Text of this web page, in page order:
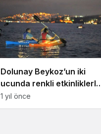
Dolunay Beykoz’un iki
ucunda renkli etkinliklerle
karşılandı
1 yıl önce